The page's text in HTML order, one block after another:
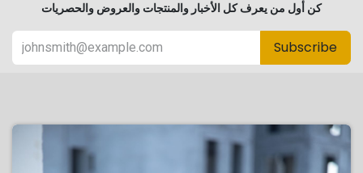
كن أول من يعرف كل الأخبار والمنتجات والعروض والحصريات
Subscribe